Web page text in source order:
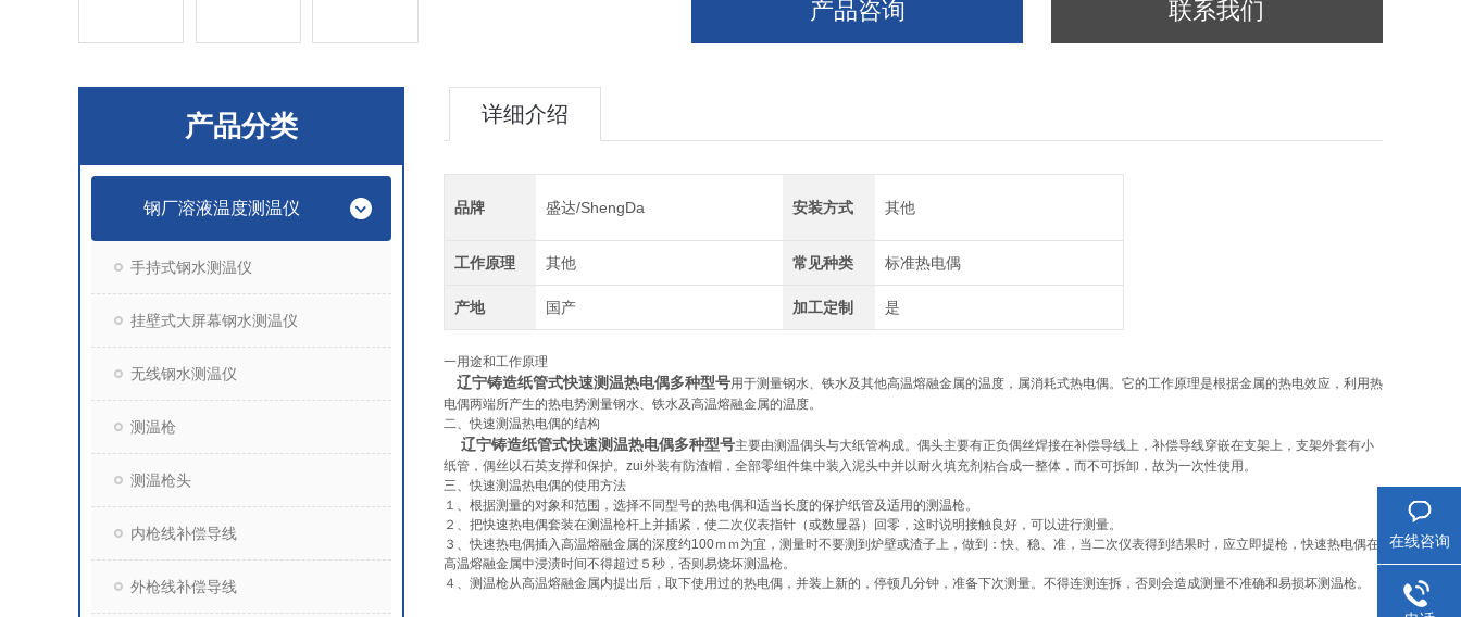
产品咨询 联系我们
产品分类
钢厂溶液温度测温仪
手持式钢水测温仪
挂壁式大屏幕钢水测温仪
无线钢水测温仪
测温枪
测温枪头
内枪线补偿导线
外枪线补偿导线
详细介绍
品牌 盛达/ShengDa 安装方式 其他
工作原理 其他 常见种类 标准热电偶
产地 国产 加工定制 是
一用途和工作原理
辽宁铸造纸管式快速测温热电偶多种型号用于测量钢水、铁水及其他高温熔融金属的温度，属消耗式热电偶。它的工作原理是根据金属的热电效应，利用热
电偶两端所产生的热电势测量钢水、铁水及高温熔融金属的温度。
二、快速测温热电偶的结构
辽宁铸造纸管式快速测温热电偶多种型号主要由测温偶头与大纸管构成。偶头主要有正负偶丝焊接在补偿导线上，补偿导线穿嵌在支架上，支架外套有小
纸管，偶丝以石英支撑和保护。zui外装有防渣帽，全部零组件集中装入泥头中并以耐火填充剂粘合成一整体，而不可拆卸，故为一次性使用。
三、快速测温热电偶的使用方法
１、根据测量的对象和范围，选择不同型号的热电偶和适当长度的保护纸管及适用的测温枪。
２、把快速热电偶套装在测温枪杆上并插紧，使二次仪表指针（或数显器）回零，这时说明接触良好，可以进行测量。
３、快速热电偶插入高温熔融金属的深度约100ｍｍ为宜，测量时不要测到炉壁或渣子上，做到：快、稳、准，当二次仪表得到结果时，应立即提枪，快速热电偶在
高温熔融金属中浸渍时间不得超过５秒，否则易烧坏测温枪。
４、测温枪从高温熔融金属内提出后，取下使用过的热电偶，并装上新的，停顿几分钟，准备下次测量。不得连测连拆，否则会造成测量不准确和易损坏测温枪。
在线咨询